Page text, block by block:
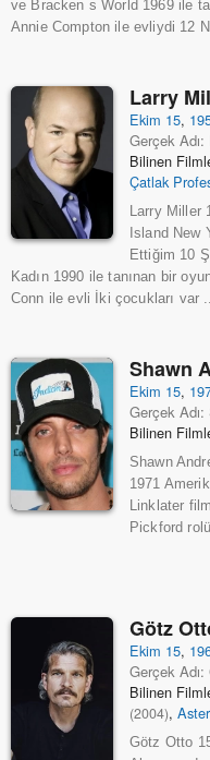
ve Bracken s World 1969 ile
Annie Compton ile evliydi 12
Larry
Ekim 15,
Gerçek
Bilinen
Çatlak
Larry
Island New
Ettiğim 10
Kadın 1990 ile tanınan bir
Conn ile evli İki çocukları var ...
Shawn
Ekim 15,
Gerçek
Bilinen
Shawn
1971
Linklater
Pickford
Götz
Ekim 15,
Gerçek
Bilinen
(2004),
Götz Otto